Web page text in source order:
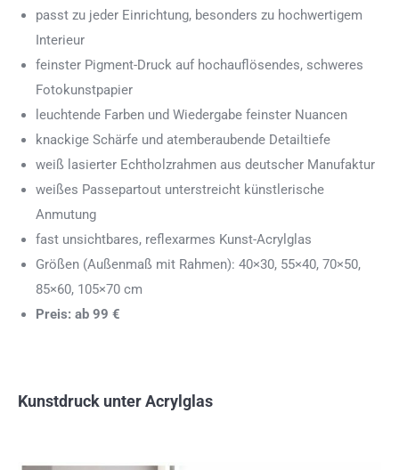
passt zu jeder Einrichtung, besonders zu hochwertigem
Interieur
feinster Pigment-Druck auf hochauflösendes, schweres
Fotokunstpapier
leuchtende Farben und Wiedergabe feinster Nuancen
knackige Schärfe und atemberaubende Detailtiefe
weiß lasierter Echtholzrahmen aus deutscher Manufaktur
weißes Passepartout unterstreicht künstlerische
Anmutung
fast unsichtbares, reflexarmes Kunst-Acrylglas
Größen (Außenmaß mit Rahmen): 40×30, 55×40, 70×50,
85×60, 105×70 cm
Preis: ab 99 €
Kunstdruck unter Acrylglas